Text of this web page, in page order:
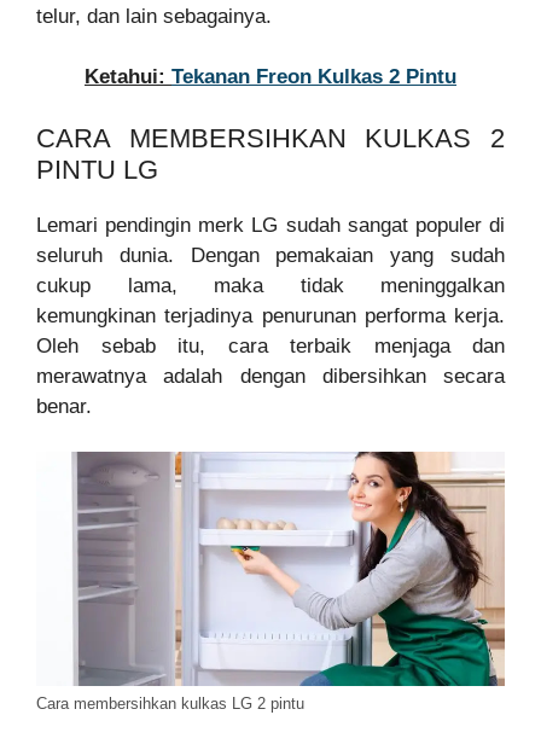
telur, dan lain sebagainya.
Ketahui: Tekanan Freon Kulkas 2 Pintu
CARA MEMBERSIHKAN KULKAS 2
PINTU LG
Lemari pendingin merk LG sudah sangat populer di
seluruh dunia. Dengan pemakaian yang sudah
cukup lama, maka tidak meninggalkan
kemungkinan terjadinya penurunan performa kerja.
Oleh sebab itu, cara terbaik menjaga dan
merawatnya adalah dengan dibersihkan secara
benar.
Cara membersihkan kulkas LG 2 pintu